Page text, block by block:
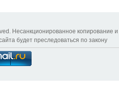
Несанкционированное копирование и
будет преследоваться по закону